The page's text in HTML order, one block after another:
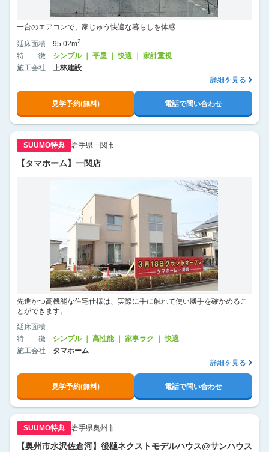
一台のエアコンで、家じゅう快適な暮らしを体感
延床面積
95.02m2
特徴
シンプル ｜ 平屋 ｜ 快適 ｜ 家計重視
施工会社
上林建設
詳細を見る
見学予約(無料) 電話で問い合わせ
SUUMO特典 岩手県一関市
【タマホーム】一関店
先進かつ高機能な住宅仕様は、実際に手に触れて使い勝手を確かめるこ
とができます。
延床面積
-
特徴
シンプル ｜ 高性能 ｜ 家事ラク ｜ 快適
施工会社
タマホーム
詳細を見る
見学予約(無料) 電話で問い合わせ
SUUMO特典 岩手県奥州市
【奥州市水沢佐倉河】後樋ネクストモデルハウス@サンハウス